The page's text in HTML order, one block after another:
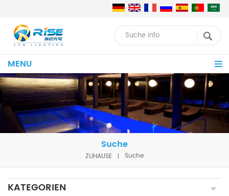
MENU
Suche
ZUHAUSE Suche
KATEGORIEN